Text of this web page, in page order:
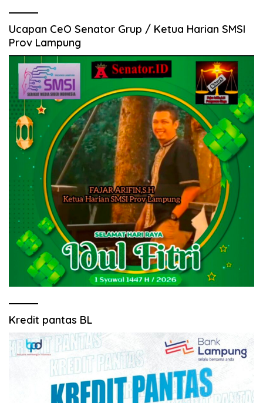
Ucapan CeO Senator Grup / Ketua Harian SMSI
Prov Lampung
Kredit pantas BL